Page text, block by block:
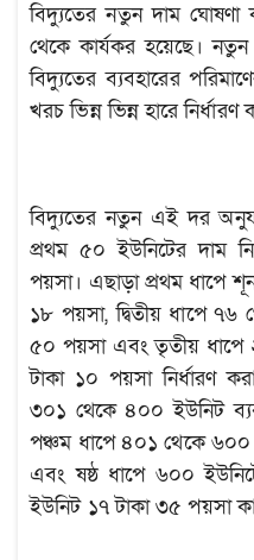
বিদ্যুতের নতুন দাম
থেকে কার্যকর হয়েছে। নতুন
বিদ্যুতের ব্যবহারের
খরচ ভিন্ন ভিন্ন হারে নির্ধারণ
বিদ্যুতের নতুন এই দর
প্রথম ৫০ ইউনিটের দাম
পয়সা। এছাড়া প্রথম ধাপে
১৮ পয়সা, দ্বিতীয় ধাপে ৭৬
৫০ পয়সা এবং তৃতীয় ধাপে
টাকা ১০ পয়সা নির্ধারণ
৩০১ থেকে ৪০০ ইউনিট
পঞ্চম ধাপে ৪০১ থেকে
এবং ষষ্ঠ ধাপে ৬০০
ইউনিট ১৭ টাকা ৩৫ পয়সা